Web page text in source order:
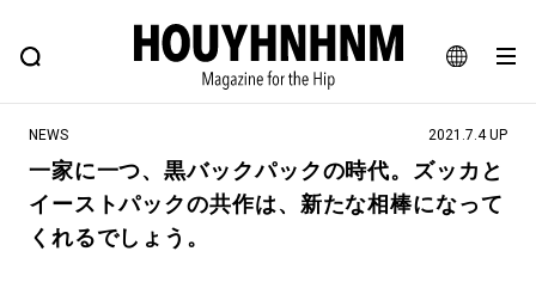
JA
EN
FEATURE BLOG SNAP
ヒップなファッション、カルチャー、ライフスタイルWEBマガジン
#注目のタグ
NEWS 2021.7.4 UP
一家に一つ、黒バックパックの時代。ズッカと
イーストパックの共作は、新たな相棒になって
くれるでしょう。